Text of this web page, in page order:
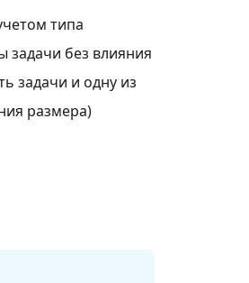
типа
задачи без влияния
задачи и одну из
размера)